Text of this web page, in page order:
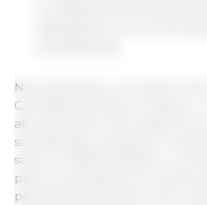
Na sua posição, o Conselho
Comissão Europeia a realizar,
abril de 2026, uma revisão do
simplificação, avaliando o
sobre o Desflorestação e o
para os operadores, em
pequenas empresas. Se for